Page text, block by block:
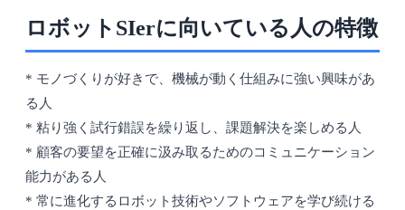
ロボットSIerに向いている人の特徴
* モノづくりが好きで、機械が動く仕組みに強い興味があ
る人
* 粘り強く試行錯誤を繰り返し、課題解決を楽しめる人
* 顧客の要望を正確に汲み取るためのコミュニケーション
能力がある人
* 常に進化するロボット技術やソフトウェアを学び続ける